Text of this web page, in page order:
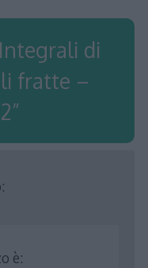
Integrali di
fratte –
”
è: